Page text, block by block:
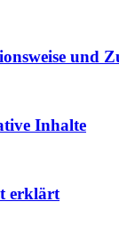
und
Inhalte
erklärt